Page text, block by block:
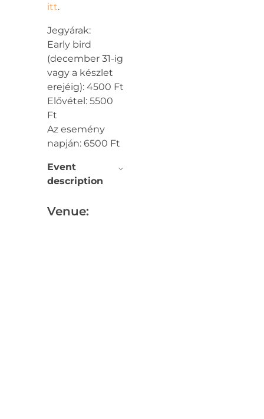
itt.
Jegyárak:
Early bird
(december 31-ig
vagy a készlet
erejéig): 4500 Ft
Elővétel: 5500
Ft
Az esemény
napján: 6500 Ft
Event
description
Venue: